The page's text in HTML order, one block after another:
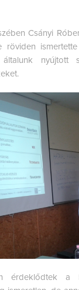
Csányi
röviden
nyújtott
érdeklődtek a